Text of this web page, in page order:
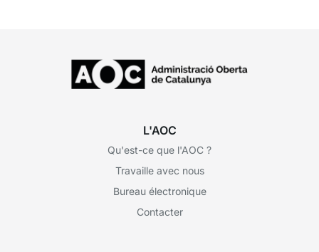
L'AOC
Qu'est-ce que l'AOC ?
Travaille avec nous
Bureau électronique
Contacter